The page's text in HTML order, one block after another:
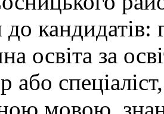
кандидатів:
освіта за
або
мовою,